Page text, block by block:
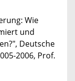
Wie
und
Deutsche
2006, Prof.